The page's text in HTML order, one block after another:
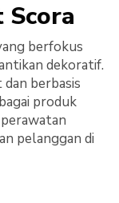
Scora
berfokus
dekoratif.
berbasis
produk
pelanggan di